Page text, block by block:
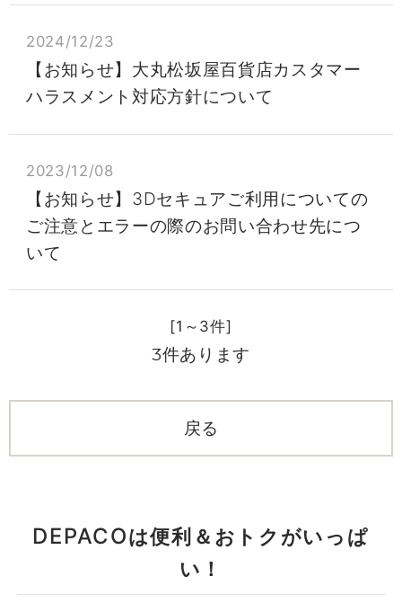
2024/12/23
【お知らせ】大丸松坂屋百貨店カスタマー
ハラスメント対応方針について
2023/12/08
【お知らせ】3Dセキュアご利用についての
ご注意とエラーの際のお問い合わせ先につ
いて
[1～3件]
3件あります
DEPACOは便利＆おトクがいっぱ
い！